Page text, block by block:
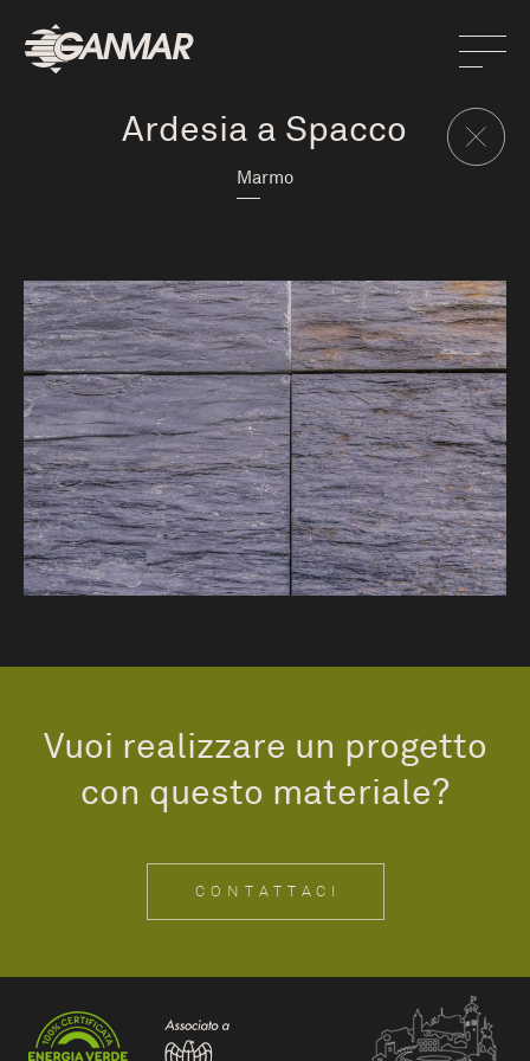
Ardesia a Spacco
Marmo
Vuoi realizzare un progetto
con questo materiale?
CONTATTACI